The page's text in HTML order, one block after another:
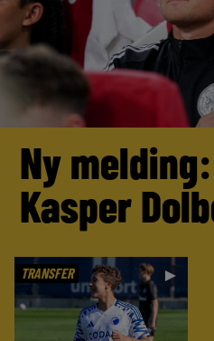
Ny
Kasper
TRANSFER ►